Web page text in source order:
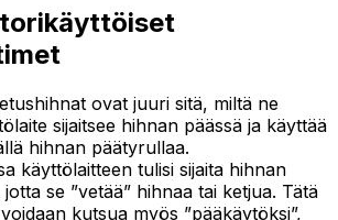
ovat juuri sitä, miltä ne
sijaitsee hihnan päässä ja käyttää
hihnan päätyrullaa.
käyttölaitteen tulisi sijaita hihnan
se ”vetää” hihnaa tai ketjua. Tätä
kutsua myös ”pääkäytöksi”,